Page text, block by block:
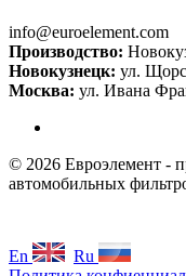
info@euroelement.com
Производство:
Новокузнецк: ул.
Москва: ул. Ивана
© 2026 Евроэлемент -
автомобильных
En
Ru